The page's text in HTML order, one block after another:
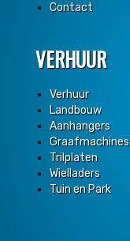
Contact
VERHUUR
Verhuur
Landbouw
Aanhangers
Graafmachines
Trilplaten
Wielladers
Tuin en Park